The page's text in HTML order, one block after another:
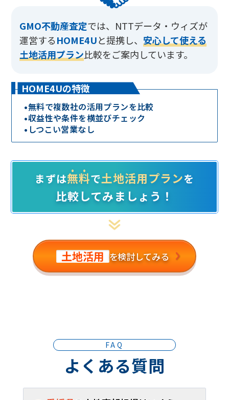
GMO不動産査定では、 NTTデータ・ウィズが
運営するHOME4Uと提携し、安心して使える
土地活用プラン比較をご案内しています。
HOME4Uの特徴
•無料で複数社の活用プランを比較
•収益性や条件を横並びチェック
• しつこい営業なし
まずは無料で土地活用プランを
比較してみましょう！
土地活用 を検討してみる
FAQ
よくある質問